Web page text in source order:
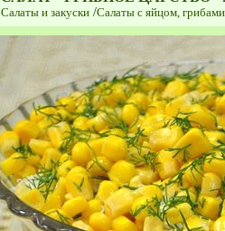
Салаты и закуски /Салаты с яйцом,